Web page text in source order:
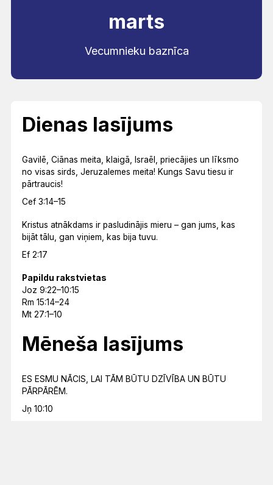
marts
Vecumnieku baznīca
Dienas lasījums
Gavilē, Ciānas meita, klaigā, Israēl, priecājies un līksmo
no visas sirds, Jeruzalemes meita! Kungs Savu tiesu ir
pārtraucis!
Cef 3:14–15
Kristus atnākdams ir pasludinājis mieru – gan jums, kas
bijāt tālu, gan viņiem, kas bija tuvu.
Ef 2:17
Papildu rakstvietas
Joz 9:22–10:15
Rm 15:14–24
Mt 27:1–10
Mēneša lasījums
ES ESMU NĀCIS, LAI TĀM BŪTU DZĪVĪBA UN BŪTU
PĀRPĀRĒM.
Jņ 10:10